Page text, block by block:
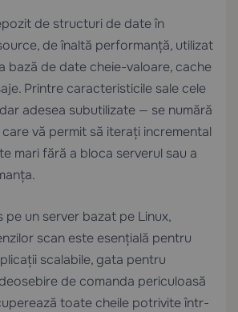
de structuri de date în
de înaltă performanță, utilizat
bază de date cheie-valoare, cache
Printre caracteristicile sale cele
adesea subutilizate — se numără
care vă permit să iterați incremental
mari fără a bloca serverul sau a
pe un server bazat pe Linux,
scan este esențială pentru
scalabile, gata pentru
de comanda periculoasă
toate cheile potrivite într-